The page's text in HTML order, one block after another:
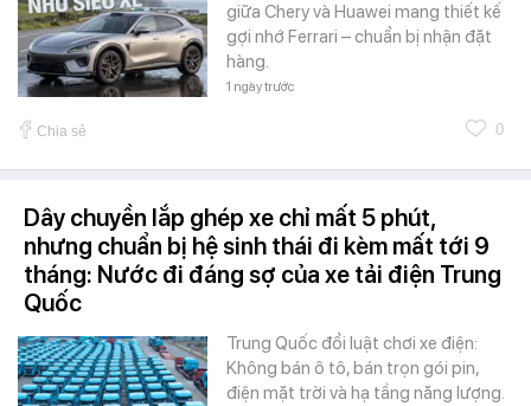
giữa Chery và Huawei mang thiết kế
gợi nhớ Ferrari – chuẩn bị nhận đặt
hàng.
1 ngày trước
Chia sẻ 0
Dây chuyền lắp ghép xe chỉ mất 5 phút,
nhưng chuẩn bị hệ sinh thái đi kèm mất tới 9
tháng: Nước đi đáng sợ của xe tải điện Trung
Quốc
Trung Quốc đổi luật chơi xe điện:
Không bán ô tô, bán trọn gói pin,
điện mặt trời và hạ tầng năng lượng.